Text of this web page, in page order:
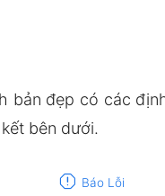
đẹp có các
bên dưới.
report Báo Lỗi